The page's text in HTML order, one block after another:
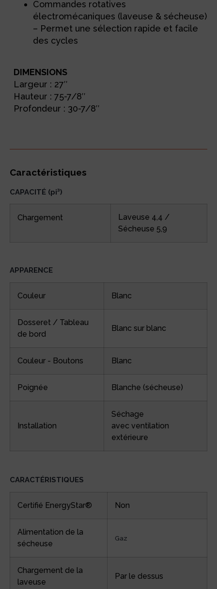
Commandes rotatives
électromécaniques (laveuse & sécheuse)
– Permet une sélection rapide et facile
des cycles
DIMENSIONS
Largeur : 27″
Hauteur : 75-7/8″
Profondeur : 30-7/8″
Caractéristiques
CAPACITÉ (pi³)
Chargement
Laveuse 4,4 /
Sécheuse 5,9
APPARENCE
Couleur Blanc
Dosseret / Tableau
de bord
Blanc sur blanc
Couleur - Boutons Blanc
Poignée Blanche (sécheuse)
Installation
Séchage
avec ventilation
extérieure
CARACTÉRISTIQUES
Certifié EnergyStar® Non
Alimentation de la
sécheuse
Gaz
Chargement de la
laveuse
Par le dessus